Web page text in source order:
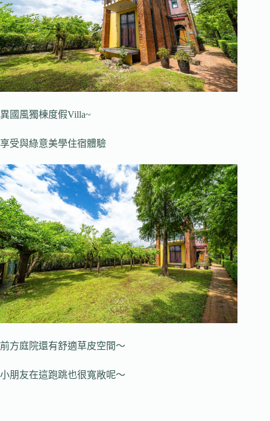
異國風獨棟度假Villa~
享受與綠意美學住宿體驗
前方庭院還有舒適草皮空間～
小朋友在這跑跳也很寬敞呢～